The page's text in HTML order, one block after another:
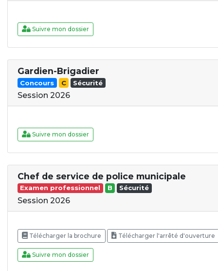
Suivre mon dossier
Gardien-Brigadier
Concours C Sécurité
Session 2026
Suivre mon dossier
Chef de service de police municipale
Examen professionnel B Sécurité
Session 2026
Télécharger la brochure Télécharger l'arrêté d'ouverture
Suivre mon dossier